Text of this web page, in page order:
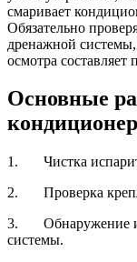
смаривает
Обязательно
дренажной
осмотра составляет
Основные
1. Чистка
2. Проверка
3. Обнаружение и
системы.